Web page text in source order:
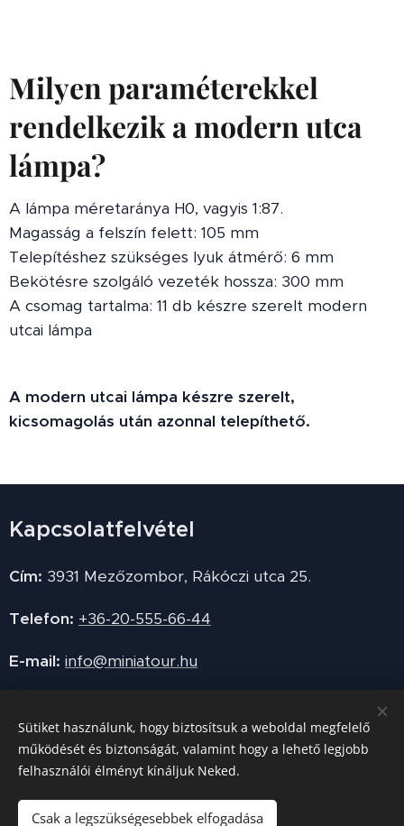
Milyen paraméterekkel
rendelkezik a modern utca
lámpa?
A lámpa méretaránya H0, vagyis 1:87.
Magasság a felszín felett: 105 mm
Telepítéshez szükséges lyuk átmérő: 6 mm
Bekötésre szolgáló vezeték hossza: 300 mm
A csomag tartalma: 11 db készre szerelt modern
utcai lámpa
A modern utcai lámpa készre szerelt,
kicsomagolás után azonnal telepíthető.
Kapcsolatfelvétel
Cím: 3931 Mezőzombor, Rákóczi utca 25.
Telefon: +36-20-555-66-44
E-mail: info@miniatour.hu
Sütik
Nyelvek
Magyar
English Deutsch Slovenčina
Sütiket használunk, hogy biztosítsuk a weboldal megfelelő
működését és biztonságát, valamint hogy a lehető legjobb
felhasználói élményt kínáljuk Neked.
Csak a legszükségesebbek elfogadása